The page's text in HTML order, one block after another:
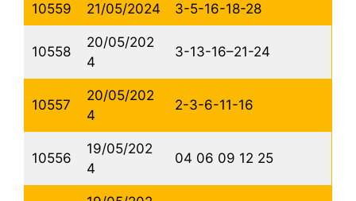
10559 21/05/2024 3-5-16-18-28
10558
20/05/202
4
3-13-16–21-24
10557
20/05/202
4
2-3-6-11-16
10556
19/05/202
4
04 06 09 12 25